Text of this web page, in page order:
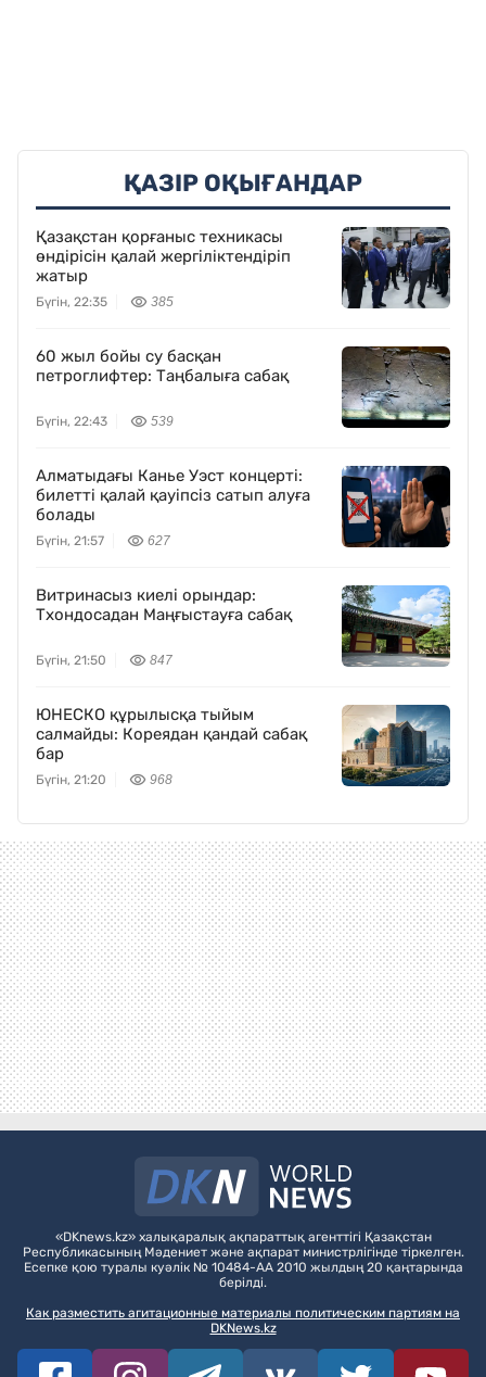
ҚАЗІР ОҚЫҒАНДАР
Қазақстан қорғаныс техникасы
өндірісін қалай жергіліктендіріп
жатыр
Бүгін, 22:35 385
60 жыл бойы су басқан
петроглифтер: Таңбалыға сабақ
Бүгін, 22:43 539
Алматыдағы Канье Уэст концерті:
билетті қалай қауіпсіз сатып алуға
болады
Бүгін, 21:57 627
Витринасыз киелі орындар:
Тхондосадан Маңғыстауға сабақ
Бүгін, 21:50 847
ЮНЕСКО құрылысқа тыйым
салмайды: Кореядан қандай сабақ
бар
Бүгін, 21:20 968
«DKnews.kz» халықаралық ақпараттық агенттігі Қазақстан
Республикасының Мәдениет және ақпарат министрлігінде тіркелген.
Есепке қою туралы куәлік № 10484-АА 2010 жылдың 20 қаңтарында
берілді.
Как разместить агитационные материалы политическим партиям на
DKNews.kz